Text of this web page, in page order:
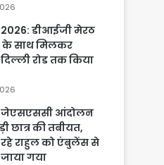
2026: डीआईजी मेरठ
साथ मिलकर
रोड तक किया
आंदोलन
छात्र की तबीयत,
राहुल को एंबुलेंस से
गया